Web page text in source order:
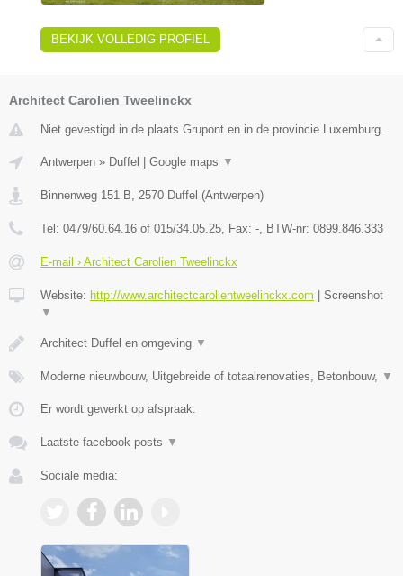
BEKIJK VOLLEDIG PROFIEL
Architect Carolien Tweelinckx
Niet gevestigd in de plaats Grupont en in de provincie Luxemburg.
Antwerpen » Duffel | Google maps ▼
Binnenweg 151 B 2570 Duffel (Antwerpen)
Tel: 0479/60.64.16 of 015/34.05.25 , Fax: - , BTW-nr: 0899.846.333
E-mail › Architect Carolien Tweelinckx
Website: http://www.architectcarolientweelinckx.com | Screenshot
▼
Architect Duffel en omgeving ▼
Moderne nieuwbouw, Uitgebreide of totaalrenovaties, Betonbouw, ▼
Er wordt gewerkt op afspraak.
Laatste facebook posts ▼
Sociale media: